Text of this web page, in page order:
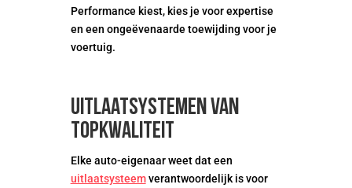
Performance kiest, kies je voor expertise
en een ongeëvenaarde toewijding voor je
voertuig.
Uitlaatsystemen van
topkwaliteit
Elke auto-eigenaar weet dat een
uitlaatsysteemverantwoordelijk is voor